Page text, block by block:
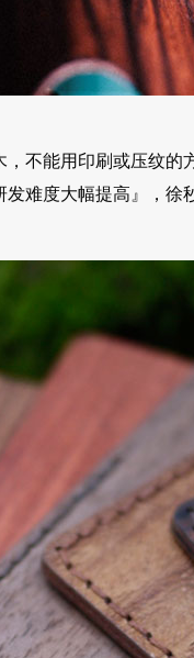
，不能用印刷或压纹
难度大幅提高』，